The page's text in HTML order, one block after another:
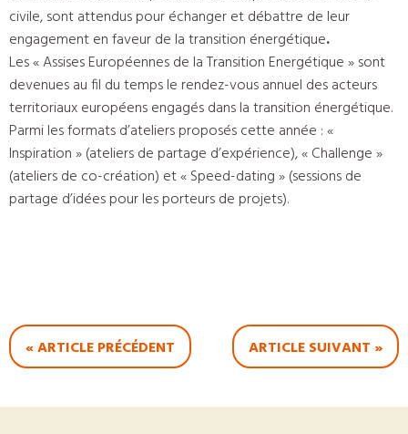
civile, sont attendus pour échanger et débattre de leur
engagement en faveur de la transition énergétique.
Les « Assises Européennes de la Transition Energétique » sont
devenues au fil du temps le rendez-vous annuel des acteurs
territoriaux européens engagés dans la transition énergétique.
Parmi les formats d’ateliers proposés cette année : «
Inspiration » (ateliers de partage d’expérience), « Challenge »
(ateliers de co-création) et « Speed-dating » (sessions de
partage d’idées pour les porteurs de projets).
« ARTICLE PRÉCÉDENT ARTICLE SUIVANT »